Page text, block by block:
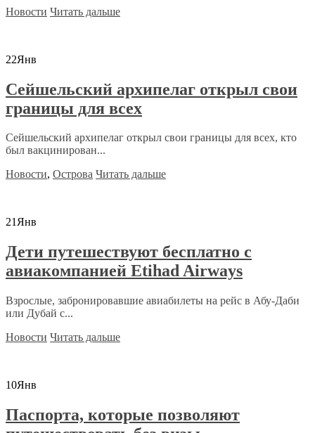
Новости Читать дальше
22Янв
Сейшельский архипелаг открыл свои
границы для всех
Сейшельский архипелаг открыл свои границы для всех, кто
был вакцинирован...
Новости, Острова Читать дальше
21Янв
Дети путешествуют бесплатно с
авиакомпанией Etihad Airways
Взрослые, забронировавшие авиабилеты на рейс в Абу-Даби
или Дубай с...
Новости Читать дальше
10Янв
Паспорта, которые позволяют